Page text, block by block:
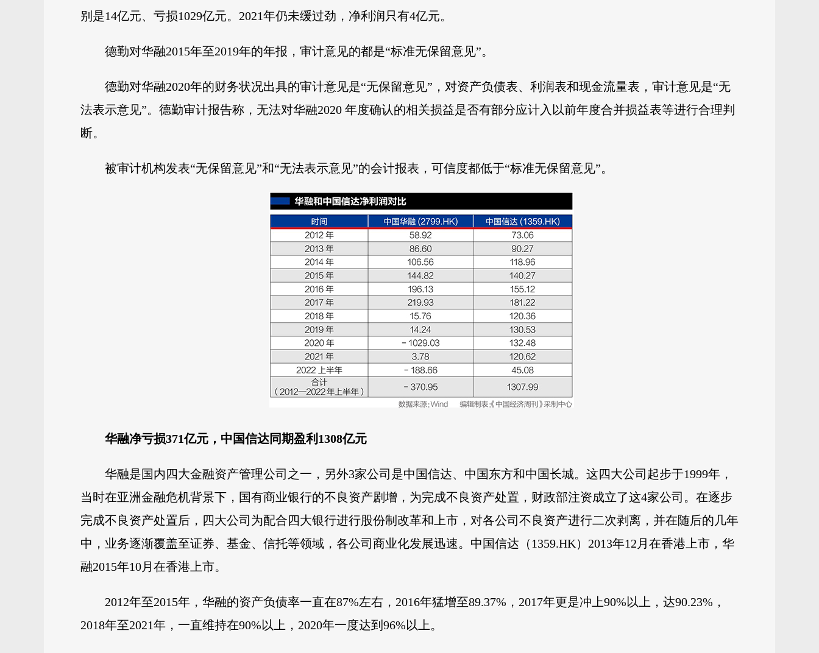
别是14亿元、亏损1029亿元。2021年仍未缓过劲，净利润只有4亿元。
德勤对华融2015年至2019年的年报，审计意见的都是“标准无保留意见”。
德勤对华融2020年的财务状况出具的审计意见是“无保留意见”，对资产负债表、利润表和现金流量表，审计意见是“无
法表示意见”。德勤审计报告称，无法对华融2020 年度确认的相关损益是否有部分应计入以前年度合并损益表等进行合理判
断。
被审计机构发表“无保留意见”和“无法表示意见”的会计报表，可信度都低于“标准无保留意见”。
华融净亏损371亿元，中国信达同期盈利1308亿元
华融是国内四大金融资产管理公司之一，另外3家公司是中国信达、中国东方和中国长城。这四大公司起步于1999年，
当时在亚洲金融危机背景下，国有商业银行的不良资产剧增，为完成不良资产处置，财政部注资成立了这4家公司。在逐步
完成不良资产处置后，四大公司为配合四大银行进行股份制改革和上市，对各公司不良资产进行二次剥离，并在随后的几年
中，业务逐渐覆盖至证券、基金、信托等领域，各公司商业化发展迅速。中国信达（1359.HK）2013年12月在香港上市，华
融2015年10月在香港上市。
2012年至2015年，华融的资产负债率一直在87%左右，2016年猛增至89.37%，2017年更是冲上90%以上，达90.23%，
2018年至2021年，一直维持在90%以上，2020年一度达到96%以上。